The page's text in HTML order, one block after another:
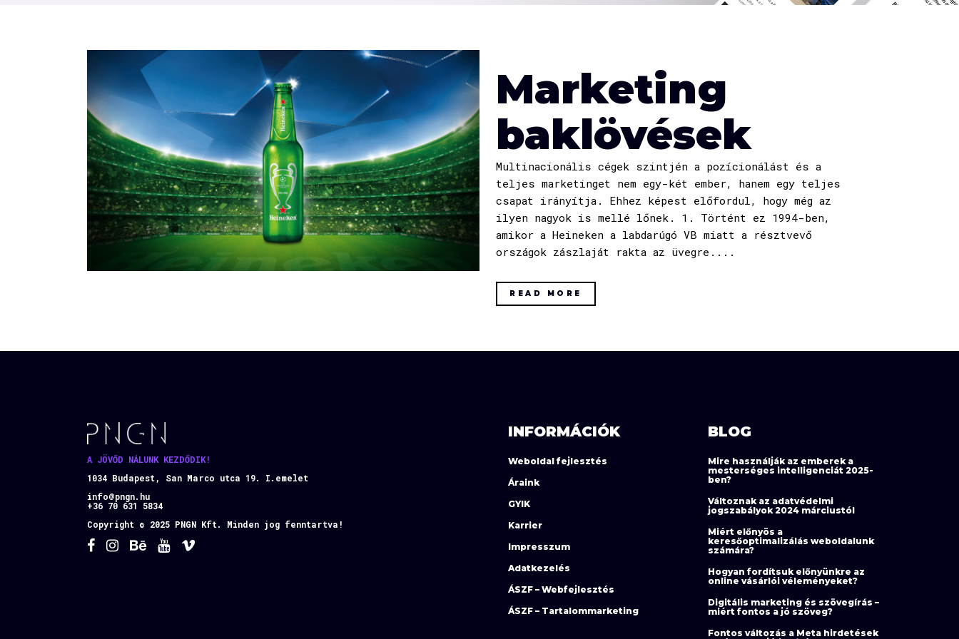
Marketing
baklövések
Multinacionális cégek szintjén a pozícionálást és a
teljes marketinget nem egy-két ember, hanem egy teljes
csapat irányítja. Ehhez képest előfordul, hogy még az
ilyen nagyok is mellé lőnek. 1. Történt ez 1994-ben,
amikor a Heineken a labdarúgó VB miatt a résztvevő
országok zászlaját rakta az üvegre....
READ MORE
A JÖVŐD NÁLUNK KEZDŐDIK!
1034 Budapest, San Marco utca 19. I.emelet
info@pngn.hu
+36 70 631 5834
Copyright © 2025 PNGN Kft. Minden jog fenntartva!
INFORMÁCIÓK
Weboldal fejlesztés
Áraink
GYIK
Karrier
Impresszum
Adatkezelés
ÁSZF – Webfejlesztés
ÁSZF – Tartalommarketing
BLOG
Mire használják az emberek a
mesterséges intelligenciát 2025-
ben?
Változnak az adatvédelmi
jogszabályok 2024 márciustól
Miért előnyös a
keresőoptimalizálás weboldalunk
számára?
Hogyan fordítsuk előnyünkre az
online vásárlói véleményeket?
Digitális marketing és szövegírás –
miért fontos a jó szöveg?
Fontos változás a Meta hirdetések